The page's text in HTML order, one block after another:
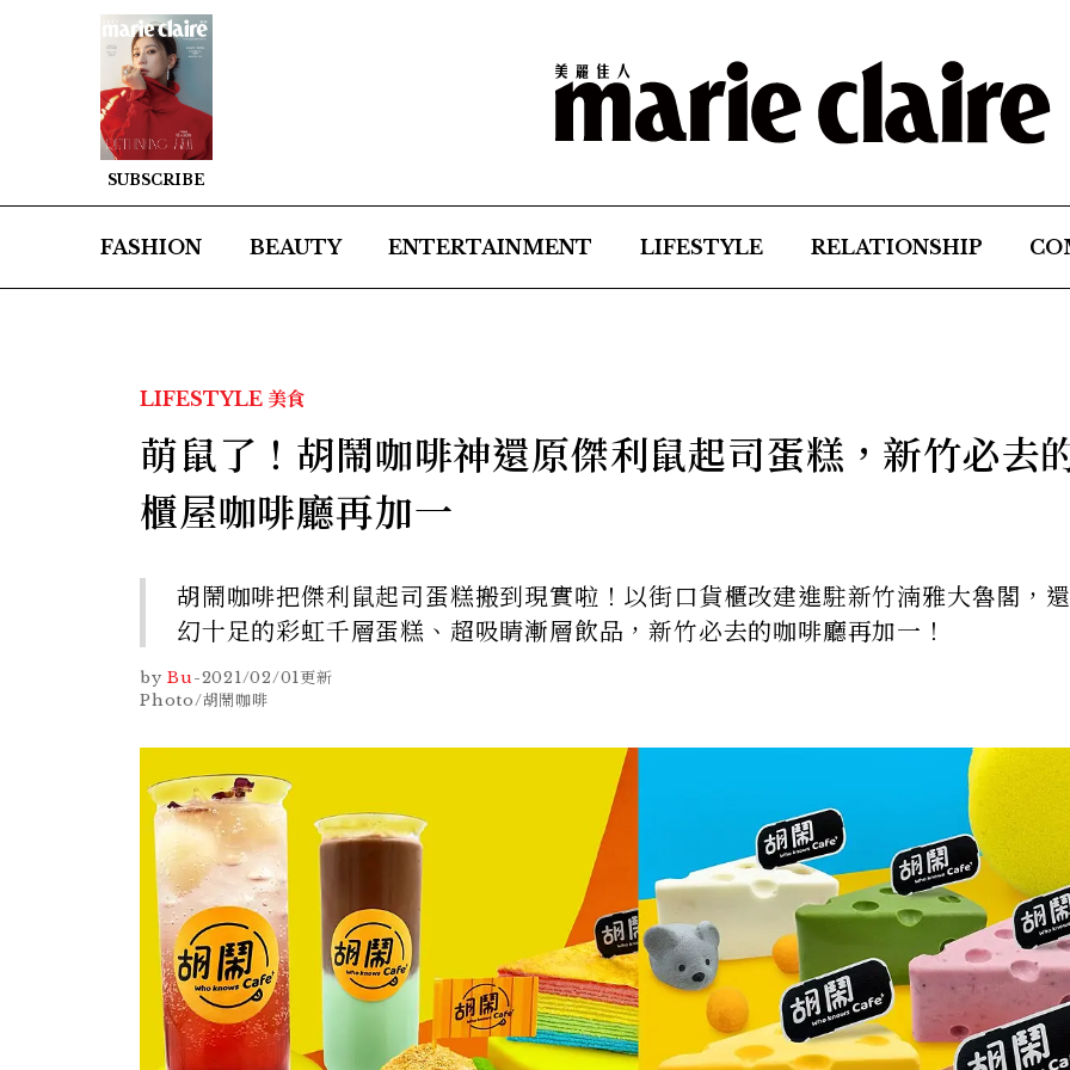
SUBSCRIBE
FASHION BEAUTY ENTERTAINMENT LIFESTYLE RELATIONSHIP
LIFESTYLE 美食
萌鼠了！胡鬧咖啡神還原傑利鼠起司蛋糕，新竹必去
櫃屋咖啡廳再加一
胡鬧咖啡把傑利鼠起司蛋糕搬到現實啦！以街口貨櫃改建進駐新竹湳雅大魯閣，
幻十足的彩虹千層蛋糕、超吸睛漸層飲品，新竹必去的咖啡廳再加一！
by Bu-2021/02/01更新
Photo/胡鬧咖啡